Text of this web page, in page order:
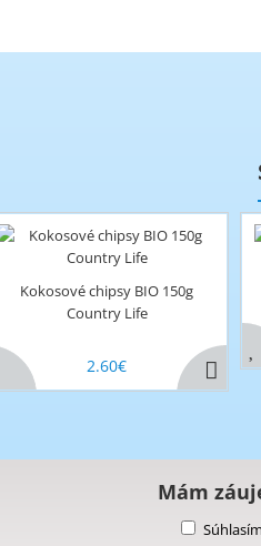
Kokosové chipsy BIO 150g
Country Life
2.60€
Mám